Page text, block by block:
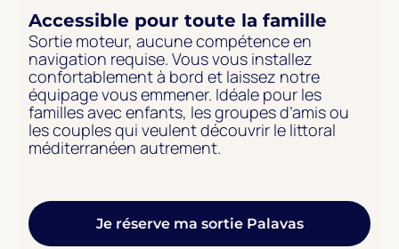
Accessible pour toute la famille
Sortie moteur, aucune compétence en
navigation requise. Vous vous installez
confortablement à bord et laissez notre
équipage vous emmener. Idéale pour les
familles avec enfants, les groupes d’amis ou
les couples qui veulent découvrir le littoral
méditerranéen autrement.
Je réserve ma sortie Palavas